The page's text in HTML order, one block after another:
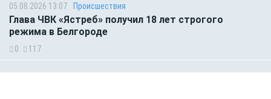
05.08.2026 13:07 Происшествия
Глава ЧВК «Ястреб» получил 18 лет строгого
режима в Белгороде
0 117